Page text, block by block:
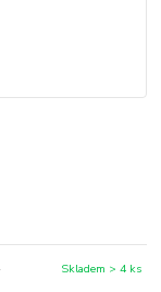
Skladem > 4 ks